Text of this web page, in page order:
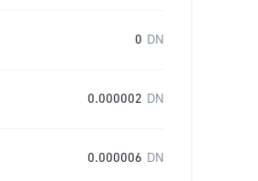
0 DN
0.000002 DN
0.000006 DN